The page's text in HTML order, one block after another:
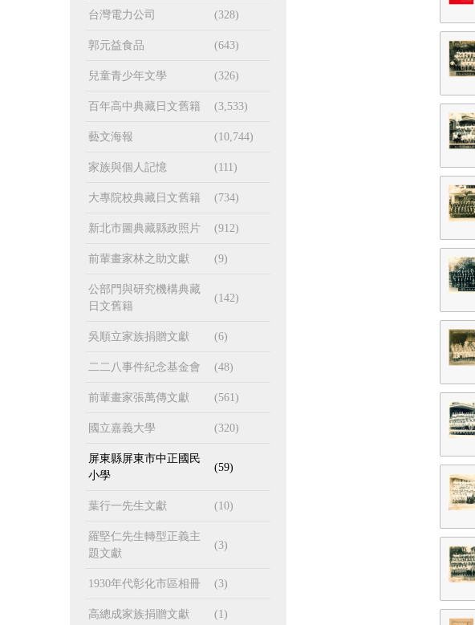
台灣電力公司 (328)
郭元益食品 (643)
兒童青少年文學 (326)
百年高中典藏日文舊籍 (3,533)
藝文海報 (10,744)
家族與個人記憶 (111)
大專院校典藏日文舊籍 (734)
新北市圖典藏縣政照片 (912)
前輩畫家林之助文獻 (9)
公部門與研究機構典藏
日文舊籍
(142)
吳順立家族捐贈文獻 (6)
二二八事件紀念基金會 (48)
前輩畫家張萬傳文獻 (561)
國立嘉義大學 (320)
屏東縣屏東市中正國民
小學
(59)
葉行一先生文獻 (10)
羅堅仁先生轉型正義主
題文獻
(3)
1930年代彰化市區相冊 (3)
高總成家族捐贈文獻 (1)